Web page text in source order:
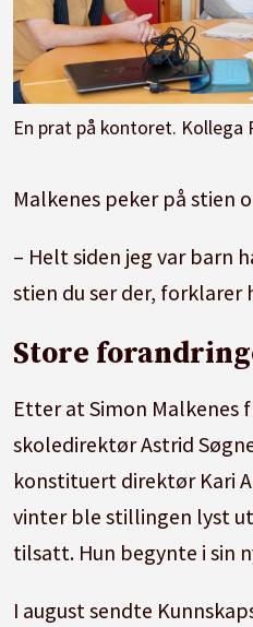
En prat på kontoret. Kollega Roger Nyborg og
Malkenes peker på stien
– Helt siden jeg var barn
stien du ser der, forklarer
Store
Etter at Simon Malkenes
skoledirektør Astrid
konstituert direktør Kari
vinter ble stillingen lyst
tilsatt. Hun begynte i sin
I august sendte